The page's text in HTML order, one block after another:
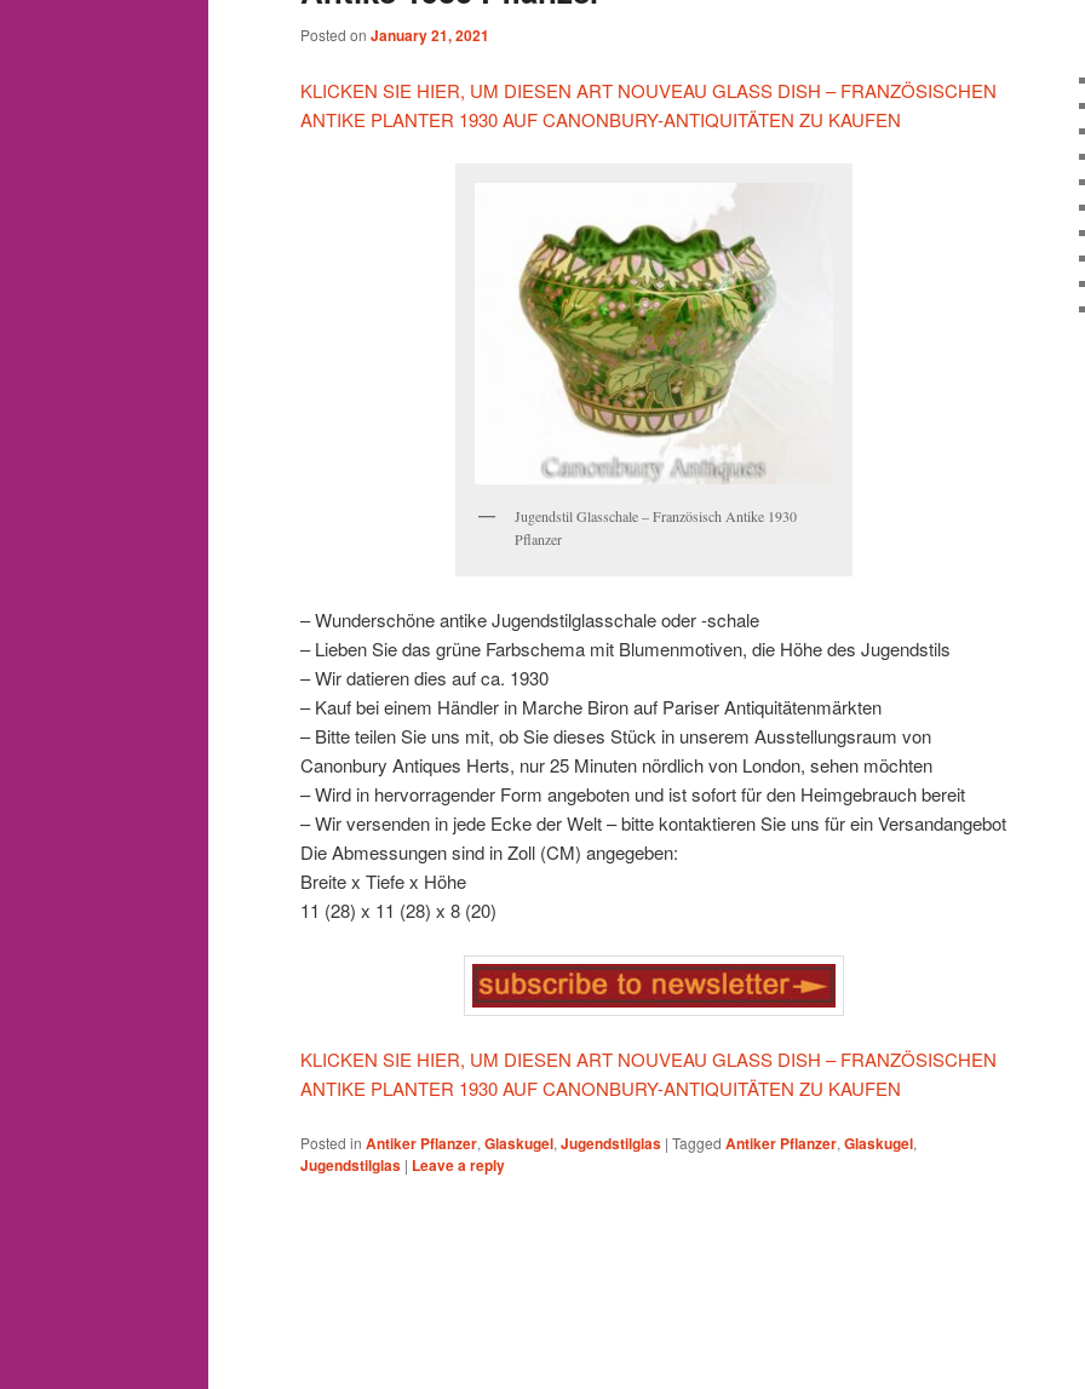
Posted on January 21, 2021
KLICKEN SIE HIER, UM DIESEN ART NOUVEAU GLASS DISH – FRANZÖSISCHEN
ANTIKE PLANTER 1930 AUF CANONBURY-ANTIQUITÄTEN ZU KAUFEN
Jugendstil Glasschale – Französisch Antike 1930
Pflanzer
– Wunderschöne antike Jugendstilglasschale oder -schale
– Lieben Sie das grüne Farbschema mit Blumenmotiven, die Höhe des Jugendstils
– Wir datieren dies auf ca. 1930
– Kauf bei einem Händler in Marche Biron auf Pariser Antiquitätenmärkten
– Bitte teilen Sie uns mit, ob Sie dieses Stück in unserem Ausstellungsraum von
Canonbury Antiques Herts, nur 25 Minuten nördlich von London, sehen möchten
– Wird in hervorragender Form angeboten und ist sofort für den Heimgebrauch bereit
– Wir versenden in jede Ecke der Welt – bitte kontaktieren Sie uns für ein Versandangebot
Die Abmessungen sind in Zoll (CM) angegeben:
Breite x Tiefe x Höhe
11 (28) x 11 (28) x 8 (20)
KLICKEN SIE HIER, UM DIESEN ART NOUVEAU GLASS DISH – FRANZÖSISCHEN
ANTIKE PLANTER 1930 AUF CANONBURY-ANTIQUITÄTEN ZU KAUFEN
Posted in Antiker Pflanzer, Glaskugel, Jugendstilglas | Tagged Antiker Pflanzer, Glaskugel,
Jugendstilglas | Leave a reply